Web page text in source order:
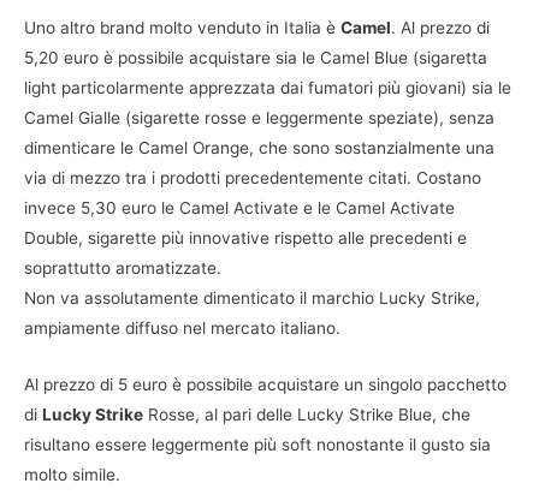
Uno altro brand molto venduto in Italia è Camel. Al prezzo di
5,20 euro è possibile acquistare sia le Camel Blue (sigaretta
light particolarmente apprezzata dai fumatori più giovani) sia le
Camel Gialle (sigarette rosse e leggermente speziate), senza
dimenticare le Camel Orange, che sono sostanzialmente una
via di mezzo tra i prodotti precedentemente citati. Costano
invece 5,30 euro le Camel Activate e le Camel Activate
Double, sigarette più innovative rispetto alle precedenti e
soprattutto aromatizzate.
Non va assolutamente dimenticato il marchio Lucky Strike,
ampiamente diffuso nel mercato italiano.
Al prezzo di 5 euro è possibile acquistare un singolo pacchetto
di Lucky Strike Rosse, al pari delle Lucky Strike Blue, che
risultano essere leggermente più soft nonostante il gusto sia
molto simile.